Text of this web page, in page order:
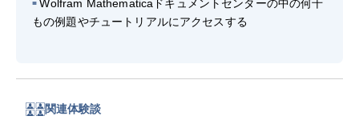
Wolfram Mathematicaドキュメントセンターの中の何千
もの例題やチュートリアルにアクセスする
関連体験談